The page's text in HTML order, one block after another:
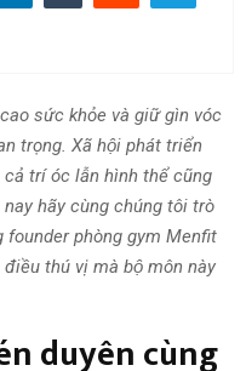
sức khỏe và giữ gìn vóc
trọng. Xã hội phát triển
trí óc lẫn hình thể cũng
hãy cùng chúng tôi trò
founder phòng gym Menfit
thú vị mà bộ môn này
duyên cùng